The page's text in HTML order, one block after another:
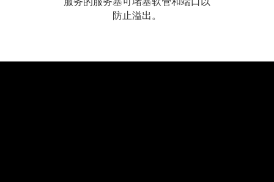
防止溢出。